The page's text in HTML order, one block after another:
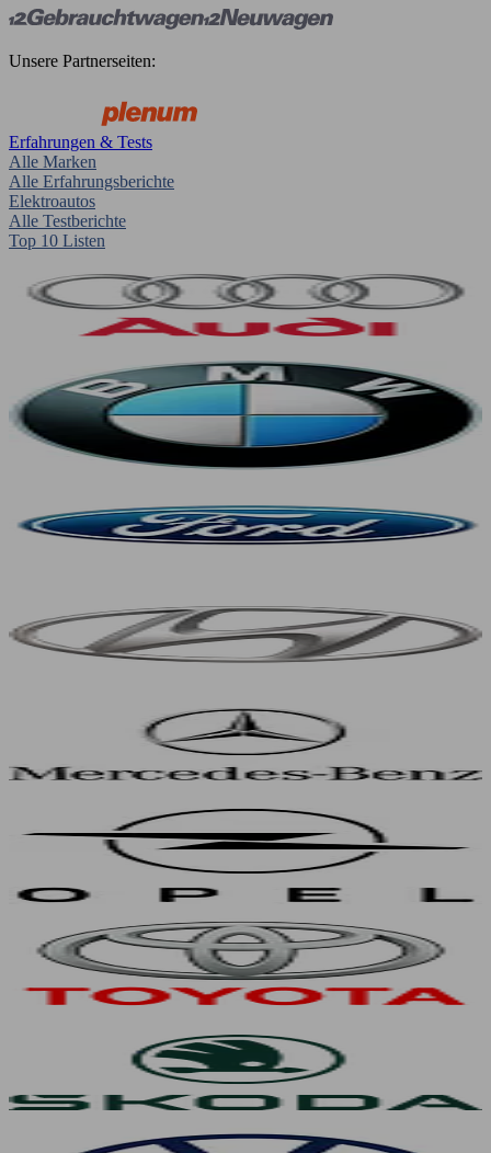
Unsere Partnerseiten:
Erfahrungen & Tests
Alle Marken
Alle Erfahrungsberichte
Elektroautos
Alle Testberichte
Top 10 Listen